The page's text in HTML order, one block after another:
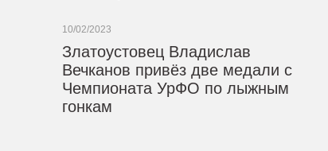
10/02/2023
Златоустовец Владислав
Вечканов привёз две медали с
Чемпионата УрФО по лыжным
гонкам